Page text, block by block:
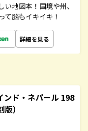
地図本！国境や州、
て脳もイキイキ！
詳細を見る
ンド・ネパール 198
）